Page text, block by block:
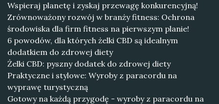
Wspieraj planetę i zyskaj przewagę konkurencyjną!
Zrównoważony rozwój w branży fitness: Ochrona
środowiska dla firm fitness na pierwszym planie!
6 powodów, dla których żelki CBD są idealnym
dodatkiem do zdrowej diety
Żelki CBD: pyszny dodatek do zdrowej diety
Praktyczne i stylowe: Wyroby z paracordu na
wyprawę turystyczną
Gotowy na każdą przygodę - wyroby z paracordu na